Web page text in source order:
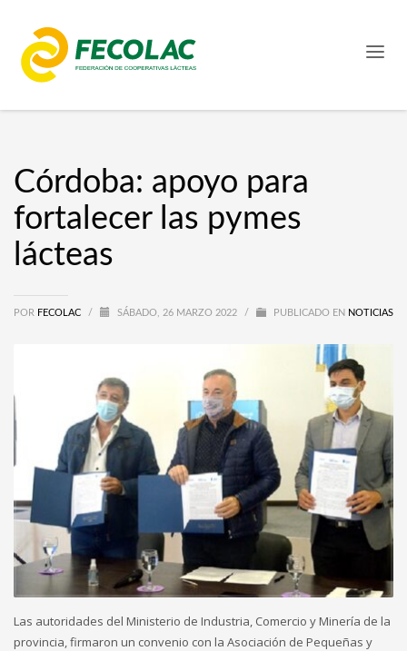
Córdoba: apoyo para
fortalecer las pymes
lácteas
POR FECOLAC / SÁBADO, 26 MARZO 2022 / PUBLICADO EN NOTICIAS
Las autoridades del Ministerio de Industria, Comercio y Minería de la
provincia, firmaron un convenio con la Asociación de Pequeñas y